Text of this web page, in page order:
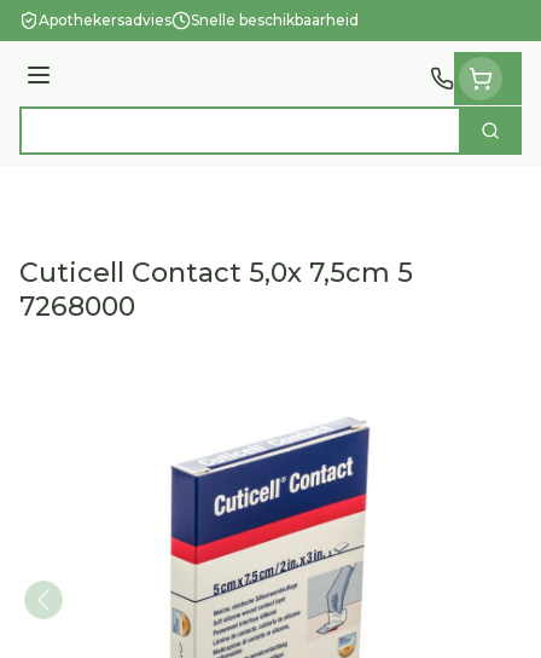
Ga naar de inhoud
Apothekersadvies Snelle beschikbaarheid
Menu
Zoek
Cuticell Contact 5,0x 7,5cm 5
7268000